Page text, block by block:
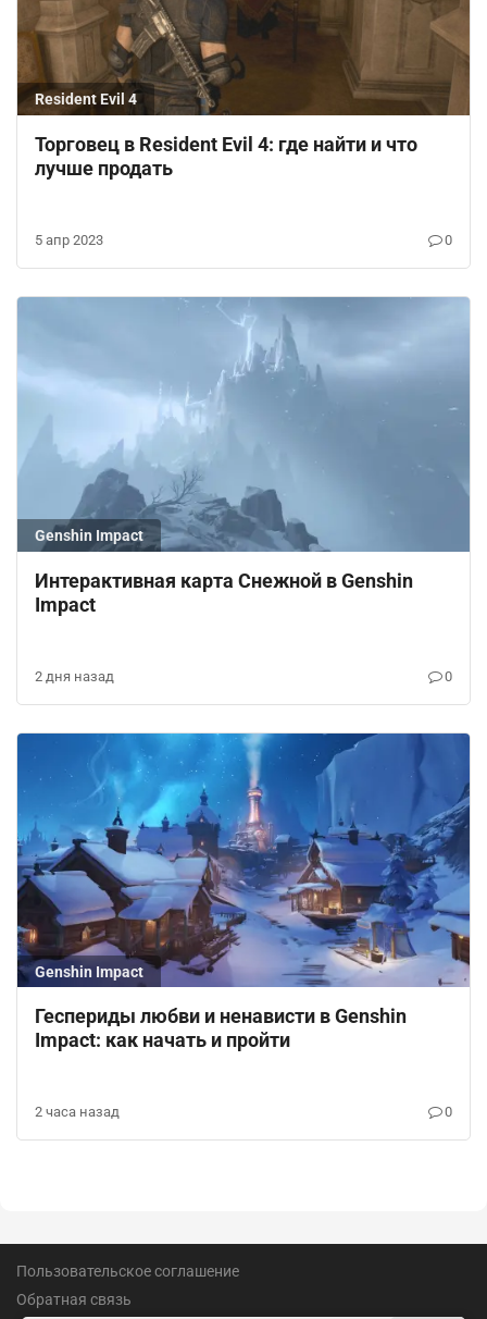
Resident Evil 4
Торговец в Resident Evil 4: где найти и что
лучше продать
5 апр 2023 0
Genshin Impact
Интерактивная карта Снежной в Genshin
Impact
2 дня назад 0
Genshin Impact
Геспериды любви и ненависти в Genshin
Impact: как начать и пройти
2 часа назад 0
Пользовательское соглашение
Обратная связь